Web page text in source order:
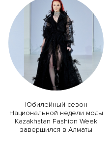
Юбилейный сезон
Национальной недели моды
Kazakhstan Fashion Week
завершился в Алматы